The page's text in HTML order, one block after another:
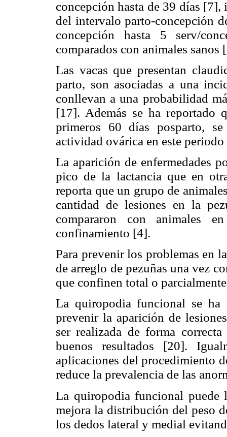
concepción hasta de 39 días
del intervalo parto-concepción
concepción hasta 5 serv/
comparados con animales sanos
Las vacas que presentan
parto, son asociadas a una
conllevan a una probabilidad
[17]. Además se ha reportado
primeros 60 días posparto,
actividad ovárica en este
La aparición de enfermedades
pico de la lactancia que en
reporta que un grupo de
cantidad de lesiones en la
compararon con animales
confinamiento [4].
Para prevenir los problemas en
de arreglo de pezuñas una vez
que confinen total o
La quiropodia funcional se ha
prevenir la aparición de
ser realizada de forma
buenos resultados [20].
aplicaciones del procedimiento
reduce la prevalencia de las
La quiropodia funcional puede
mejora la distribución del peso
los dedos lateral y medial